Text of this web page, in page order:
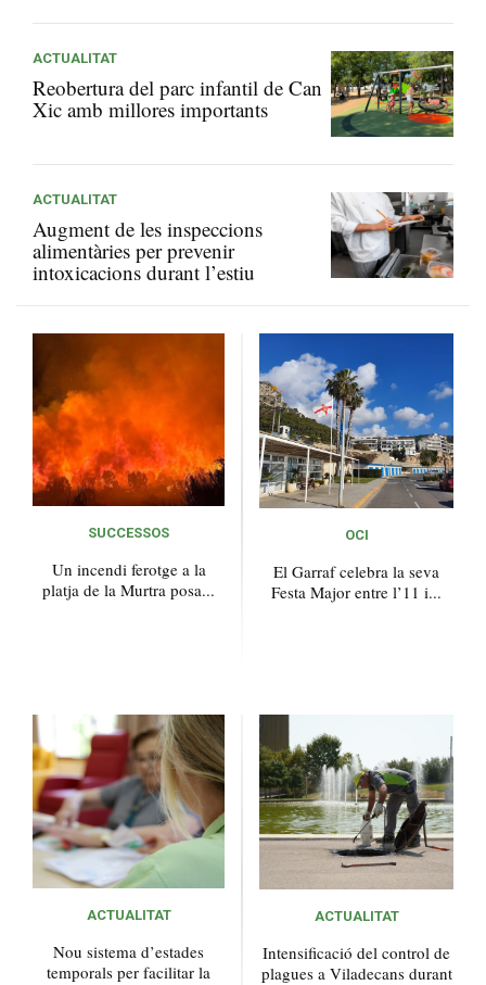
ACTUALITAT
Reobertura del parc infantil de Can
Xic amb millores importants
ACTUALITAT
Augment de les inspeccions
alimentàries per prevenir
intoxicacions durant l’estiu
SUCCESSOS
Un incendi ferotge a la
platja de la Murtra posa...
OCI
El Garraf celebra la seva
Festa Major entre l’11 i...
ACTUALITAT
Nou sistema d’estades
temporals per facilitar la
ACTUALITAT
Intensificació del control de
plagues a Viladecans durant